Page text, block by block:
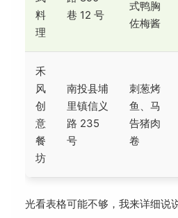
料
理
巷 12 号
式鸭胸
佐梅酱
禾
风
创
意
餐
坊
南投县埔
里镇信义
路 235
号
刺葱烤
鱼、马
告猪肉
卷
光看表格可能不够，我来详细说